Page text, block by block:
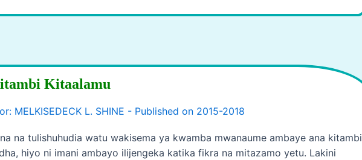
Kitaalamu
na tulishuhudia watu wakisema ya kwamba mwanaume ambaye ana kitambi
hiyo ni imani ambayo ilijengeka katika fikra na mitazamo yetu. Lakini